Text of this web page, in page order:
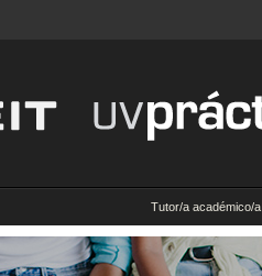
Tutor/a académico/a